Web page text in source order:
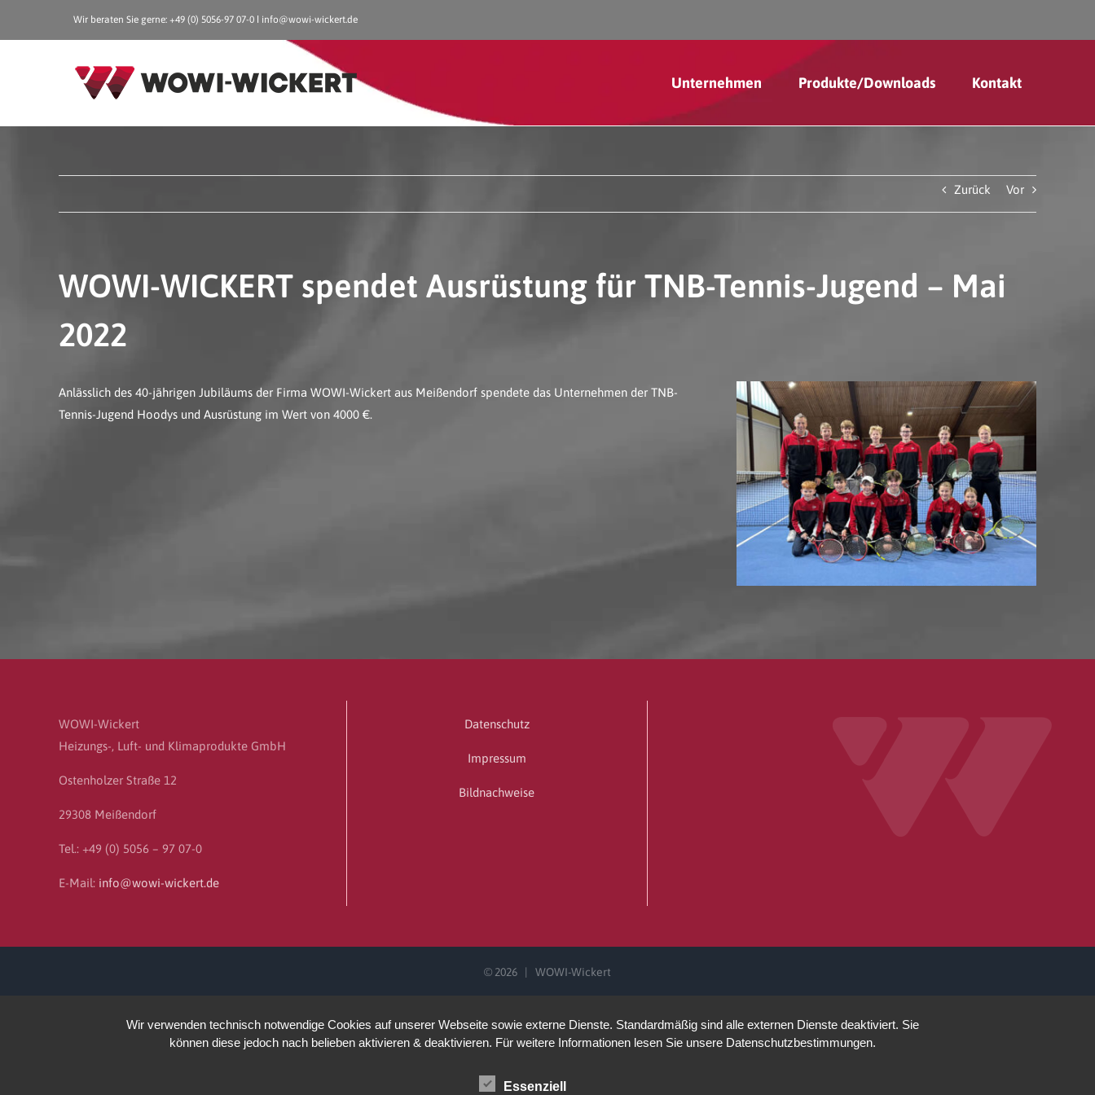
Wir beraten Sie gerne: +49 (0) 5056-97 07-0 ǀ info@wowi-wickert.de
Unternehmen Produkte/Downloads Kontakt
Zurück Vor
WOWI-WICKERT spendet Ausrüstung für TNB-Tennis-Jugend – Mai
2022
Anlässlich des 40-jährigen Jubiläums der Firma WOWI-Wickert aus Meißendorf spendete das Unternehmen der TNB-
Tennis-Jugend Hoodys und Ausrüstung im Wert von 4000 €.
WOWI-Wickert
Heizungs-, Luft- und Klimaprodukte GmbH
Ostenholzer Straße 12
29308 Meißendorf
Tel.: +49 (0) 5056 – 97 07-0
E-Mail: info@wowi-wickert.de
Datenschutz
Impressum
Bildnachweise
© 2026 | WOWI-Wickert
Wir verwenden technisch notwendige Cookies auf unserer Webseite sowie externe Dienste. Standardmäßig sind alle externen Dienste deaktiviert. Sie
können diese jedoch nach belieben aktivieren & deaktivieren. Für weitere Informationen lesen Sie unsere Datenschutzbestimmungen.
Essenziell